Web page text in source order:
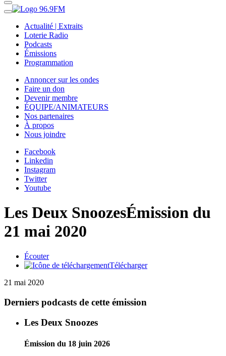
Actualité | Extraits
Loterie Radio
Podcasts
Émissions
Programmation
Annoncer sur les ondes
Faire un don
Devenir membre
ÉQUIPE/ANIMATEURS
Nos partenaires
À propos
Nous joindre
Facebook
Linkedin
Instagram
Twitter
Youtube
Les Deux SnoozesÉmission du
21 mai 2020
Écouter
Télécharger
21 mai 2020
Derniers podcasts de cette émission
Les Deux Snoozes
Émission du 18 juin 2026